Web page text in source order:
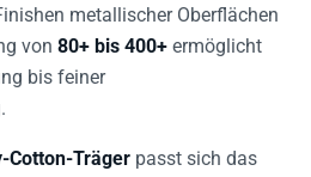
metallischer Oberflächen
von 80+ bis 400+ ermöglicht
bis feiner
Cotton-Träger passt sich das